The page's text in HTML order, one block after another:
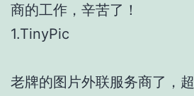
商的工作，辛苦了！
1.TinyPic
老牌的图片外联服务商了，